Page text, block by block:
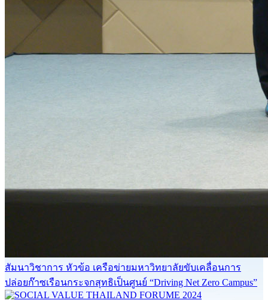
สัมนาวิชาการ หัวข้อ เครือข่ายมหาวิทยาลัยขับเคลื่อนการ
ปล่อยก๊าซเรือนกระจกสุทธิเป็นศูนย์ “Driving Net Zero Campus”